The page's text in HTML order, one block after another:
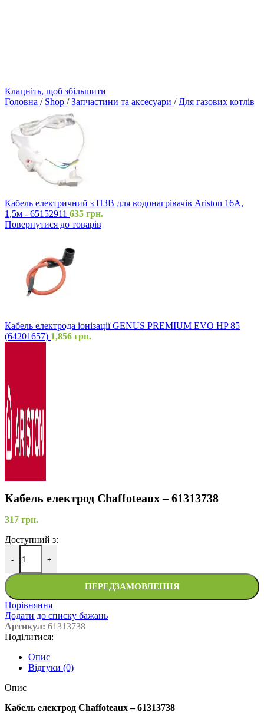
Клацніть, щоб збільшити
Головна / Shop / Запчастини та аксесуари / Для газових котлів
Кабель електричний з ПЗВ для водонагрівачів Ariston 16А,
1,5м - 65152911 635 грн.
Повернутися до товарів
Кабель електрода іонізації GENUS PREMIUM EVO HP 85
(64201657) 1,856 грн.
Кабель електрод Chaffoteaux – 61313738
317 грн.
Доступний з:
- +
ПЕРЕДЗАМОВЛЕННЯ
Порівняння
Додати до списку бажань
Артикул: 61313738
Поділитися:
Опис
Відгуки (0)
Опис
Кабель електрод Chaffoteaux– 61313738